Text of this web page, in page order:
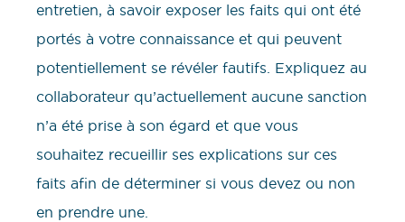
entretien, à savoir exposer les faits qui ont été
portés à votre connaissance et qui peuvent
potentiellement se révéler fautifs. Expliquez au
collaborateur qu’actuellement aucune sanction
n’a été prise à son égard et que vous
souhaitez recueillir ses explications sur ces
faits afin de déterminer si vous devez ou non
en prendre une.